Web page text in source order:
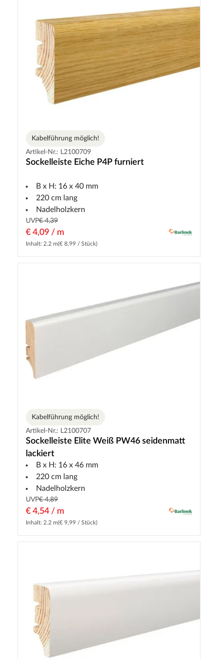
Kabelführung möglich!
Artikel-Nr.: L2100709
Sockelleiste Eiche P4P furniert
B x H: 16 x 40 mm
220 cm lang
Nadelholzkern
UVP€ 4,39
€ 4,09 / m
Inhalt: 2.2 m(€ 8,99 / Stück)
Kabelführung möglich!
Artikel-Nr.: L2100707
Sockelleiste Elite Weiß PW46 seidenmatt
lackiert
B x H: 16 x 46 mm
220 cm lang
Nadelholzkern
UVP€ 4,89
€ 4,54 / m
Inhalt: 2.2 m(€ 9,99 / Stück)